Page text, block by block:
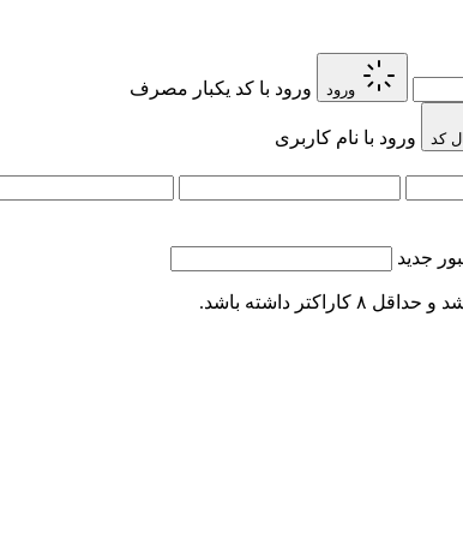
ورود ورود با کد یکبار مصرف
کد ورود با نام کاربری
جدید
داشته باشد.